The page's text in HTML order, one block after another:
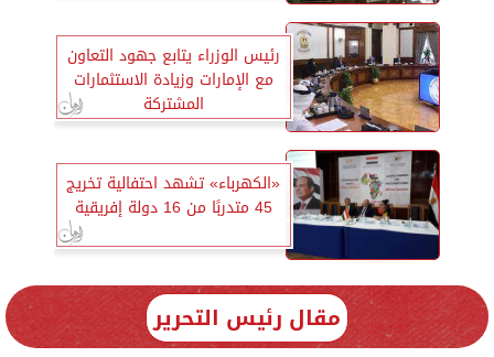
رئيس الوزراء يتابع جهود التعاون
مع الإمارات وزيادة الاستثمارات
المشتركة
«الكهرباء» تشهد احتفالية تخريج
45 متدربًا من 16 دولة إفريقية
مقال رئيس التحرير